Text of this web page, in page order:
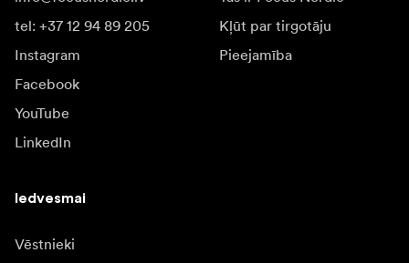
tel: +37 12 94 89 205
Instagram
Facebook
YouTube
LinkedIn
Kļūt par tirgotāju
Pieejamība
Iedvesmai
Vēstnieki